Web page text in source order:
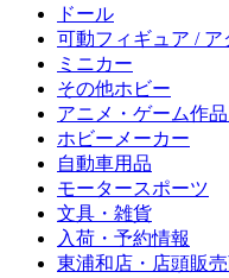
ドール
可動フィギュア /
ミニカー
その他ホビー
アニメ・ゲーム作品
ホビーメーカー
自動車用品
モータースポーツ
文具・雑貨
入荷・予約情報
東浦和店・店頭販